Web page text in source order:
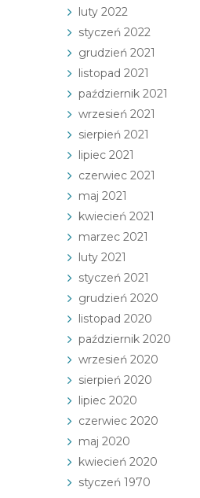
luty 2022
styczeń 2022
grudzień 2021
listopad 2021
październik 2021
wrzesień 2021
sierpień 2021
lipiec 2021
czerwiec 2021
maj 2021
kwiecień 2021
marzec 2021
luty 2021
styczeń 2021
grudzień 2020
listopad 2020
październik 2020
wrzesień 2020
sierpień 2020
lipiec 2020
czerwiec 2020
maj 2020
kwiecień 2020
styczeń 1970